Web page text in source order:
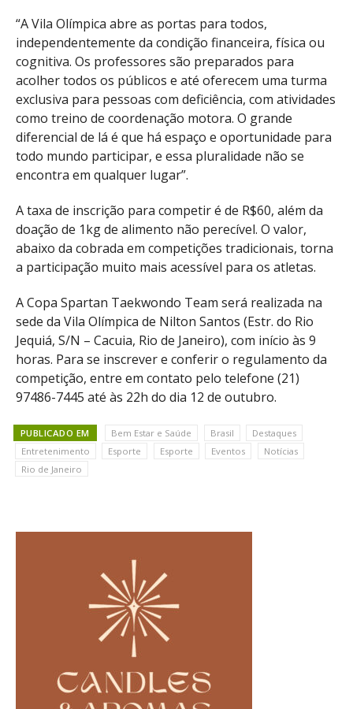
“A Vila Olímpica abre as portas para todos,
independentemente da condição financeira, física ou
cognitiva. Os professores são preparados para
acolher todos os públicos e até oferecem uma turma
exclusiva para pessoas com deficiência, com atividades
como treino de coordenação motora. O grande
diferencial de lá é que há espaço e oportunidade para
todo mundo participar, e essa pluralidade não se
encontra em qualquer lugar”.
A taxa de inscrição para competir é de R$60, além da
doação de 1kg de alimento não perecível. O valor,
abaixo da cobrada em competições tradicionais, torna
a participação muito mais acessível para os atletas.
A Copa Spartan Taekwondo Team será realizada na
sede da Vila Olímpica de Nilton Santos (Estr. do Rio
Jequiá, S/N – Cacuia, Rio de Janeiro), com início às 9
horas. Para se inscrever e conferir o regulamento da
competição, entre em contato pelo telefone (21)
97486-7445 até às 22h do dia 12 de outubro.
PUBLICADO EM Bem Estar e Saúde Brasil
Destaques
Entretenimento
Esporte Esporte Eventos
Notícias
Rio de Janeiro